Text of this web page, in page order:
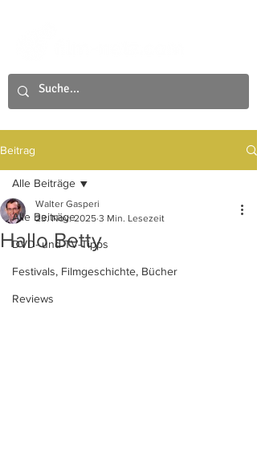
Beitrag
Alle Beiträge
DVD- und TV-Tipps
Festivals, Filmgeschichte, Bücher
Reviews
Alle Beiträge
Hallo Betty
Walter Gasperi
23. Nov. 2025 3 Min. Lesezeit